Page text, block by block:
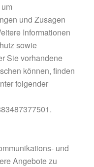
und Zusagen
Informationen
sowie
Sie vorhandene
können, finden
folgender
und
Angebote zu